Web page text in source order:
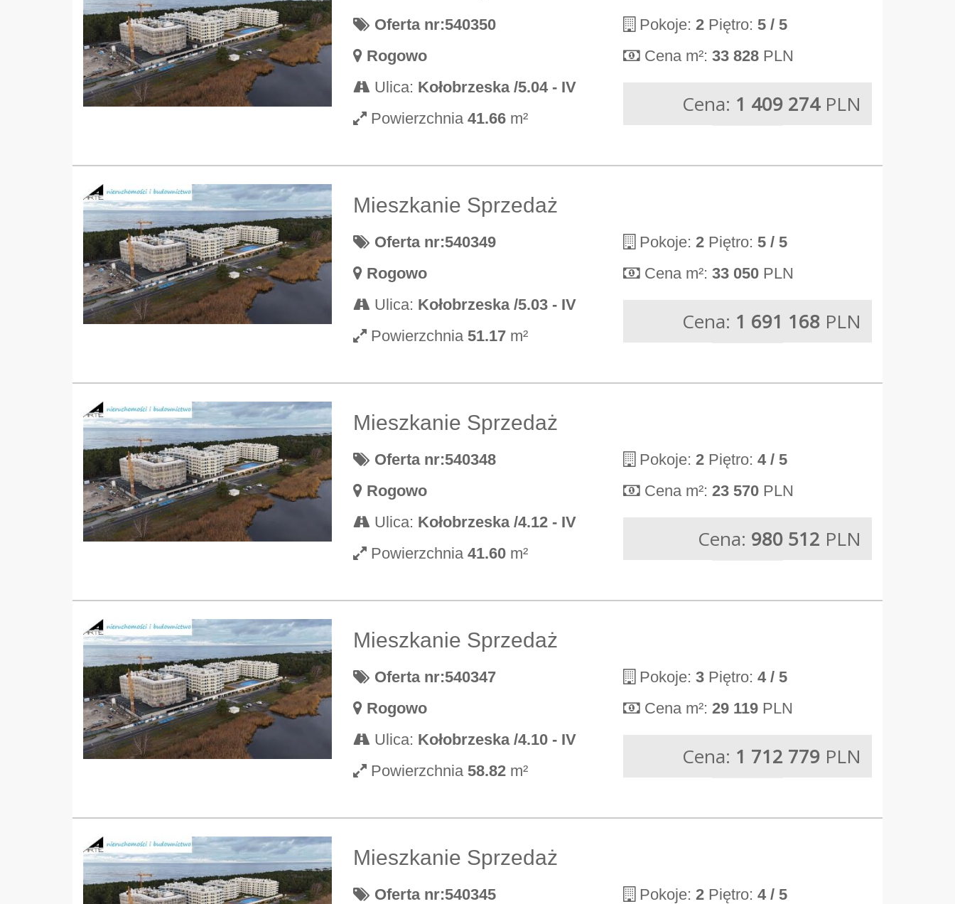
Oferta nr:540350
Rogowo
Ulica: Kołobrzeska /5.04 - IV
Powierzchnia 41.66 m²
Pokoje: 2 Piętro: 5 / 5
Cena m²: 33 828 PLN
Cena: 1 409 274PLN
Mieszkanie Sprzedaż
Oferta nr:540349
Rogowo
Ulica: Kołobrzeska /5.03 - IV
Powierzchnia 51.17 m²
Pokoje: 2 Piętro: 5 / 5
Cena m²: 33 050 PLN
Cena: 1 691 168 PLN
Mieszkanie Sprzedaż
Oferta nr:540348
Rogowo
Ulica: Kołobrzeska /4.12 - IV
Powierzchnia 41.60 m²
Pokoje: 2 Piętro: 4 / 5
Cena m²: 23 570 PLN
Cena: 980 512 PLN
Mieszkanie Sprzedaż
Oferta nr:540347
Rogowo
Ulica: Kołobrzeska /4.10 - IV
Powierzchnia 58.82 m²
Pokoje: 3 Piętro: 4 / 5
Cena m²: 29 119 PLN
Cena: 1 712 779 PLN
Mieszkanie Sprzedaż
Oferta nr:540345
Pokoje: 2 Piętro: 4 / 5